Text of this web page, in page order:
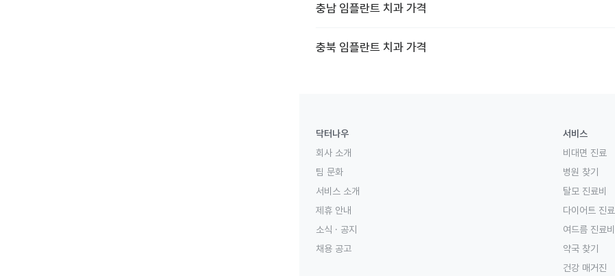
충남 임플란트 치과 가격
충북 임플란트 치과 가격
닥터나우
회사 소개
팀 문화
서비스 소개
제휴 안내
소식 · 공지
채용 공고
서비스
비대면 진료
병원 찾기
탈모 진료비
다이어트 진료
여드름 진료비
약국 찾기
건강 매거진